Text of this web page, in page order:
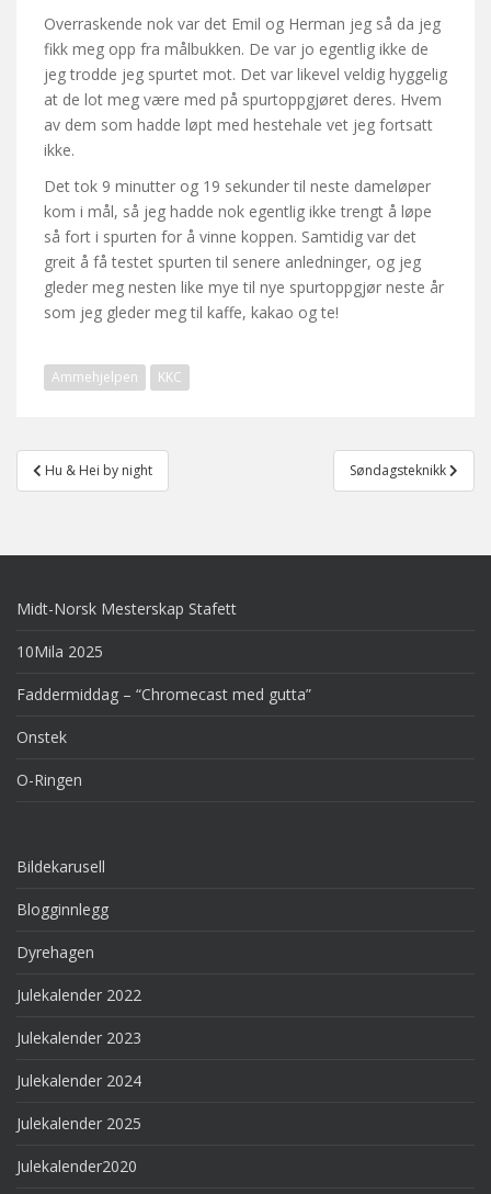
Overraskende nok var det Emil og Herman jeg så da jeg
fikk meg opp fra målbukken. De var jo egentlig ikke de
jeg trodde jeg spurtet mot. Det var likevel veldig hyggelig
at de lot meg være med på spurtoppgjøret deres. Hvem
av dem som hadde løpt med hestehale vet jeg fortsatt
ikke.
Det tok 9 minutter og 19 sekunder til neste dameløper
kom i mål, så jeg hadde nok egentlig ikke trengt å løpe
så fort i spurten for å vinne koppen. Samtidig var det
greit å få testet spurten til senere anledninger, og jeg
gleder meg nesten like mye til nye spurtoppgjør neste år
som jeg gleder meg til kaffe, kakao og te!
Ammehjelpen KKC
Post
navigation
Hu & Hei by night Søndagsteknikk
Midt-Norsk Mesterskap Stafett
10Mila 2025
Faddermiddag – “Chromecast med gutta”
Onstek
O-Ringen
Bildekarusell
Blogginnlegg
Dyrehagen
Julekalender 2022
Julekalender 2023
Julekalender 2024
Julekalender 2025
Julekalender2020